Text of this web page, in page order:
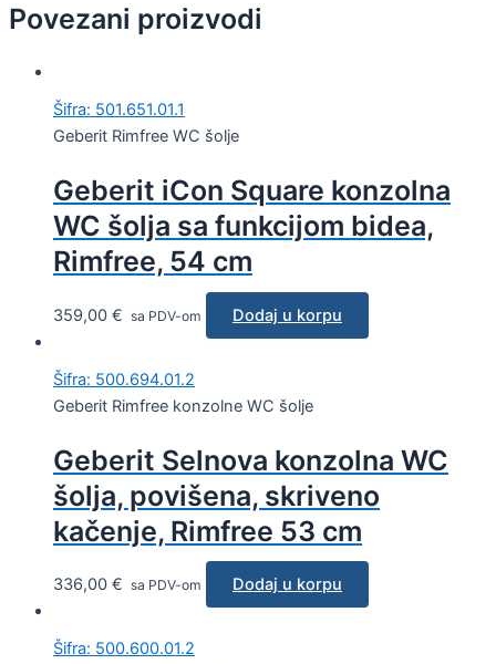
Povezani proizvodi
Šifra: 501.651.01.1
Geberit Rimfree WC šolje
Geberit iCon Square konzolna
WC šolja sa funkcijom bidea,
Rimfree, 54 cm
359,00 € sa PDV-om Dodaj u korpu
Šifra: 500.694.01.2
Geberit Rimfree konzolne WC šolje
Geberit Selnova konzolna WC
šolja, povišena, skriveno
kačenje, Rimfree 53 cm
336,00 € sa PDV-om Dodaj u korpu
Šifra: 500.600.01.2